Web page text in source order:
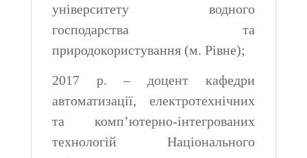
університету водного
господарства та
природокористування (м. Рівне);
2017 р. – доцент кафедри
автоматизації, електротехнічних
та комп’ютерно-інтегрованих
технологій Національного